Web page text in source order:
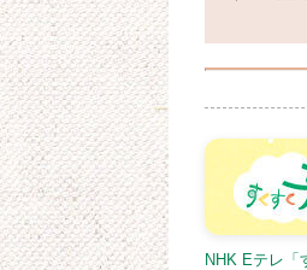
NHK Eテレ「